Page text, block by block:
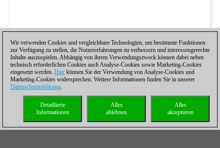
Wir verwenden Cookies und vergleichbare Technologien, um bestimmte Funktionen
zur Verfügung zu stellen, die Nutzererfahrungen zu verbessern und interessengerechte
Inhalte auszuspielen. Abhängig von ihrem Verwendungszweck können dabei neben
technisch erforderlichen Cookies auch Analyse-Cookies sowie Marketing-Cookies
eingesetzt werden. Hier können Sie der Verwendung von Analyse-Cookies und
Marketing-Cookies widersprechen. Weitere Informationen finden Sie in unserer
Datenschutzerklärung.
Alles
akzeptieren
Alles
ablehnen
Detaillierte
Informationen